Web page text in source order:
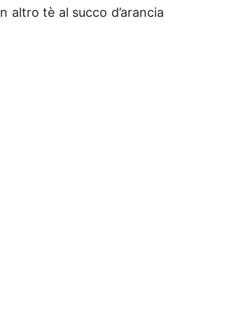
altro tè al succo d’arancia